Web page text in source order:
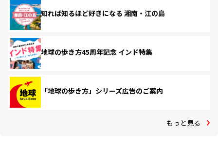
知れば知るほど好きになる 湘南・江の島
地球の歩き方45周年記念 インド特集
「地球の歩き方」シリーズ広告のご案内
もっと見る